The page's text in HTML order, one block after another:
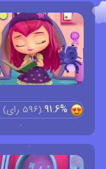
91.6%
(
596 رای)